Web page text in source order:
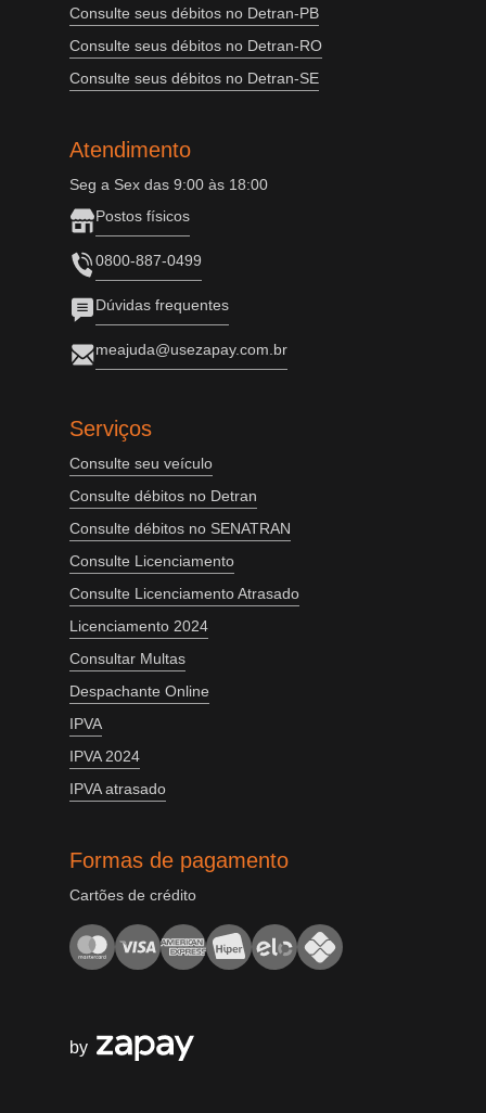
Consulte seus débitos no Detran-PB
Consulte seus débitos no Detran-RO
Consulte seus débitos no Detran-SE
Atendimento
Seg a Sex das 9:00 às 18:00
Postos físicos
0800-887-0499
Dúvidas frequentes
meajuda@usezapay.com.br
Serviços
Consulte seu veículo
Consulte débitos no Detran
Consulte débitos no SENATRAN
Consulte Licenciamento
Consulte Licenciamento Atrasado
Licenciamento 2024
Consultar Multas
Despachante Online
IPVA
IPVA 2024
IPVA atrasado
Formas de pagamento
Cartões de crédito
by